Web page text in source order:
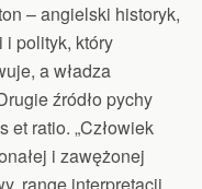
– angielski historyk,
i polityk, który
a władza
źródło pychy
ratio. „Człowiek
i zawężonej